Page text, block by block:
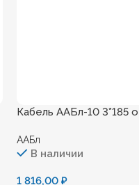
Кабель ААБл-10 3*185
ААБл
В наличии
1 816,00 ₽